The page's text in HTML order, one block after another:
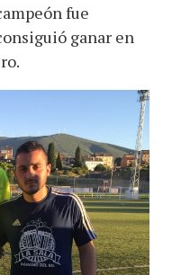
fue
ganar en